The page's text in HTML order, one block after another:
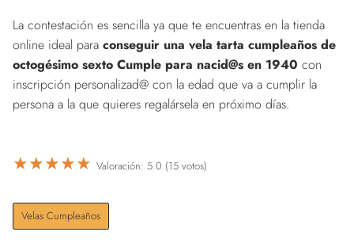
La contestación es sencilla ya que te encuentras en la tienda
online ideal para conseguir una vela tarta cumpleaños de
octogésimo sexto Cumple para nacid@s en 1940 con
inscripción personalizad@ con la edad que va a cumplir la
persona a la que quieres regalársela en próximo días.
★★★★★ Valoración: 5.0 (15 votos)
Velas Cumpleaños